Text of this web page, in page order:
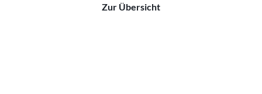
Zur Übersicht